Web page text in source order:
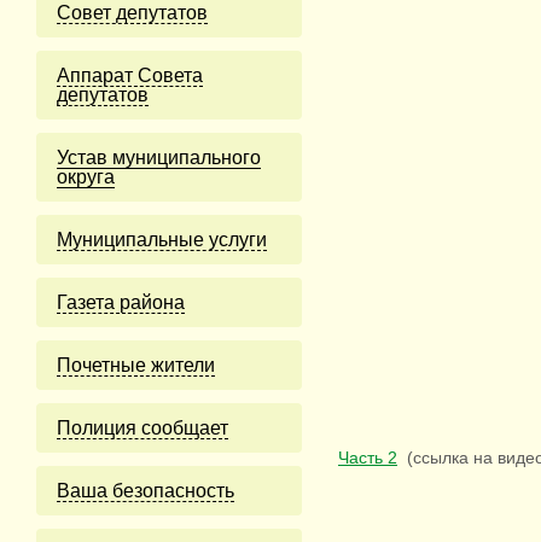
Cовет депутатов
Аппарат Совета
депутатов
Устав муниципального
округа
Муниципальные услуги
Газета района
Почетные жители
Полиция сообщает
Ваша безопасность
Часть 2 (ссылка на